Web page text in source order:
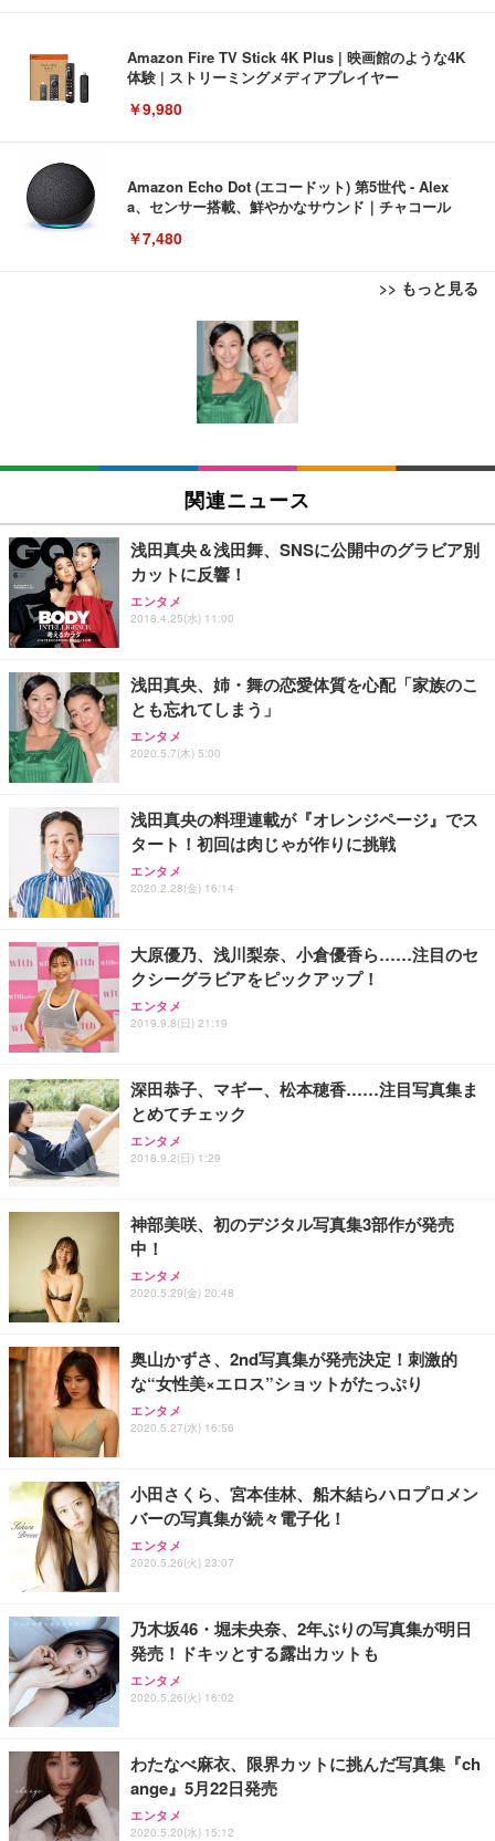
Amazon Fire TV Stick 4K Plus | 映画館のような4K
体験 | ストリーミングメディアプレイヤー
￥9,980
Amazon Echo Dot (エコードット) 第5世代 - Alex
a、センサー搭載、鮮やかなサウンド｜チャコール
￥7,480
>> もっと見る
[EdoErgo] オフィスチェア 椅子 テレワーク 疲れな
い 跳ね上げ式アームレスト コンパクト 約105度ロッ
キング pc 事務椅子 360度回転 座面昇降 強化ナイロ
ン樹脂ベース 通気性メッシュ 在宅ワーク H-WY01
(黒網+黒枠+黒足)
SIHOO B100 オフィスチェア／デスクチェア メッシ
ュチェア 人間工学 疲れない ブラック
￥27,999
ワーク チェア 強化バックレスト 30度ロッキング機
能 人間工学 椅子 腰サポート 90度跳ね上げ式アーム
務用 おしゃれ パソコンチェア (ブラック)
Sezlife オフィスチェア デスクチェア 疲れない テレ
ワーク チェア 強化バックレスト 30度ロッキング機
能 人間工学 椅子 腰サポート 90度跳ね上げ式アーム
務用 おしゃれ パソコンチェア (ホワイト)
ANDWINT オフィスチェア デスクチェア 肘なし メ
ッシュ 通気性 ランバーサポート付き 腰サポート ガ
ス圧無段階昇降 360度回転 キャスター付き コンパク
EIZO ビジネス向けプレミアムモニター | FlexScan
EV3240X-WT | 31.5型4K UHD・USB Type-C・ホワ
￥105,595
EIZO ビジネス向けプレミアムモニター | FlexScan
￥109,572
【純正品】27"ゲーミングモニター DualSense 充電
フック付き（CFI-ZDM1J）
【整備済み品】Dell E2724HS 27インチ 液晶モニタ
ー フルHD（1920×1080）VA 非光沢 HDMI/DisplayP
ort/VGA スピーカー内蔵 高さ調整 スイベル VESA対
【MiniLED/24.5inch/280Hz/FHD】GRAPHT THE S
HOOTER Gaming Monitor 24” Essential ゲーミン
グモニター QD 24.5インチ 1ms FHD 量子ドット 残
Amazonベーシック ペットシーツ 薄型 レギュラー 1
回使い捨て 無香料 ホワイト 300枚
Amazonベーシック ペットシーツ 厚型 ワイド 42枚
x2袋(84枚) ホワイト(吸収面:ライトブルー)
￥3,234
ネオ・ルーライフ ネオ・オムツ L 中型犬用 26枚入
り 単品
Smart Basic(スマートベーシック) 【Amazon.co.jp
限定】 Smart Basic アイリスオーヤマ ペットシーツ
超厚型 お徳用 ワイド 100枚入 (x 1) (ケース販売)
アイリスオーヤマ ペットシーツ 超厚型 お徳用 レギ
ュラー 200枚入【Amazon.co.jp限定】
関連ニュース
浅田真央＆浅田舞、SNSに公開中のグラビア別
カットに反響！
エンタメ
2018.4.25(水) 11:00
浅田真央、姉・舞の恋愛体質を心配「家族のこ
とも忘れてしまう」
エンタメ
2020.5.7(木) 5:00
浅田真央の料理連載が『オレンジページ』でス
タート！初回は肉じゃが作りに挑戦
エンタメ
2020.2.28(金) 16:14
大原優乃、浅川梨奈、小倉優香ら……注目のセ
クシーグラビアをピックアップ！
エンタメ
2019.9.8(日) 21:19
深田恭子、マギー、松本穂香……注目写真集ま
とめてチェック
エンタメ
2018.9.2(日) 1:29
神部美咲、初のデジタル写真集3部作が発売
中！
エンタメ
2020.5.29(金) 20:48
奥山かずさ、2nd写真集が発売決定！刺激的
な“女性美×エロス”ショットがたっぷり
エンタメ
2020.5.27(水) 16:56
小田さくら、宮本佳林、船木結らハロプロメン
バーの写真集が続々電子化！
エンタメ
2020.5.26(火) 23:07
乃木坂46・堀未央奈、2年ぶりの写真集が明日
発売！ドキッとする露出カットも
エンタメ
2020.5.26(火) 16:02
わたなべ麻衣、限界カットに挑んだ写真集『ch
ange』5月22日発売
エンタメ
2020.5.20(水) 15:12